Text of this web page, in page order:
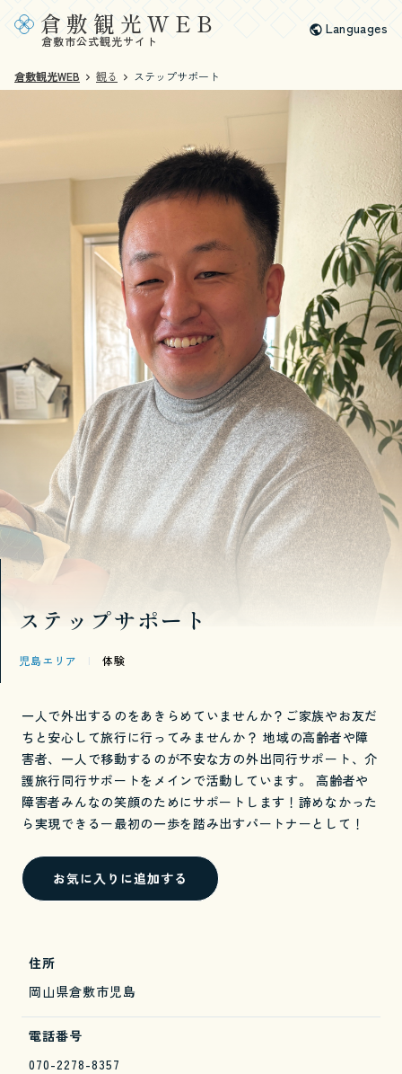
倉敷観光WEB
倉敷市公式観光サイト
Languages
倉敷観光WEB 観る ステップサポート
ステップサポート
児島エリア | 体験
一人で外出するのをあきらめていませんか？ご家族やお友だ
ちと安心して旅行に行ってみませんか？ 地域の高齢者や障
害者、一人で移動するのが不安な方の外出同行サポート、介
護旅行同行サポートをメインで活動しています。 高齢者や
障害者みんなの笑顔のためにサポートします！諦めなかった
ら実現できるー最初の一歩を踏み出すパートナーとして！
お気に入りに追加する
住所
岡山県倉敷市児島
電話番号
070-2278-8357